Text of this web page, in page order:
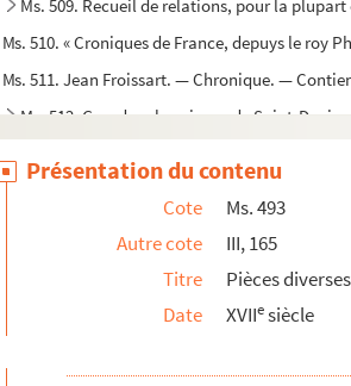
Ms. 509. Recueil de relations, pour la
Ms. 510. « Croniques de France, depuys le roy
Ms. 511. Jean Froissart. — Chronique. —
Ms. 512. Grandes chroniques de Saint-Denis
Ms. 514. « L'histoire de France,
Ms. 519. « Inventaire général des pièces
Présentation du contenu
Cote
Ms. 493
Autre cote
III, 165
Titre
Pièces
Date
XVIIesiècle